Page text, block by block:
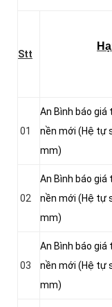
Stt
01
An Bình báo
nền mới (Hệ tự
mm)
02
An Bình báo
nền mới (Hệ tự
mm)
03
An Bình báo
nền mới (Hệ tự
mm)